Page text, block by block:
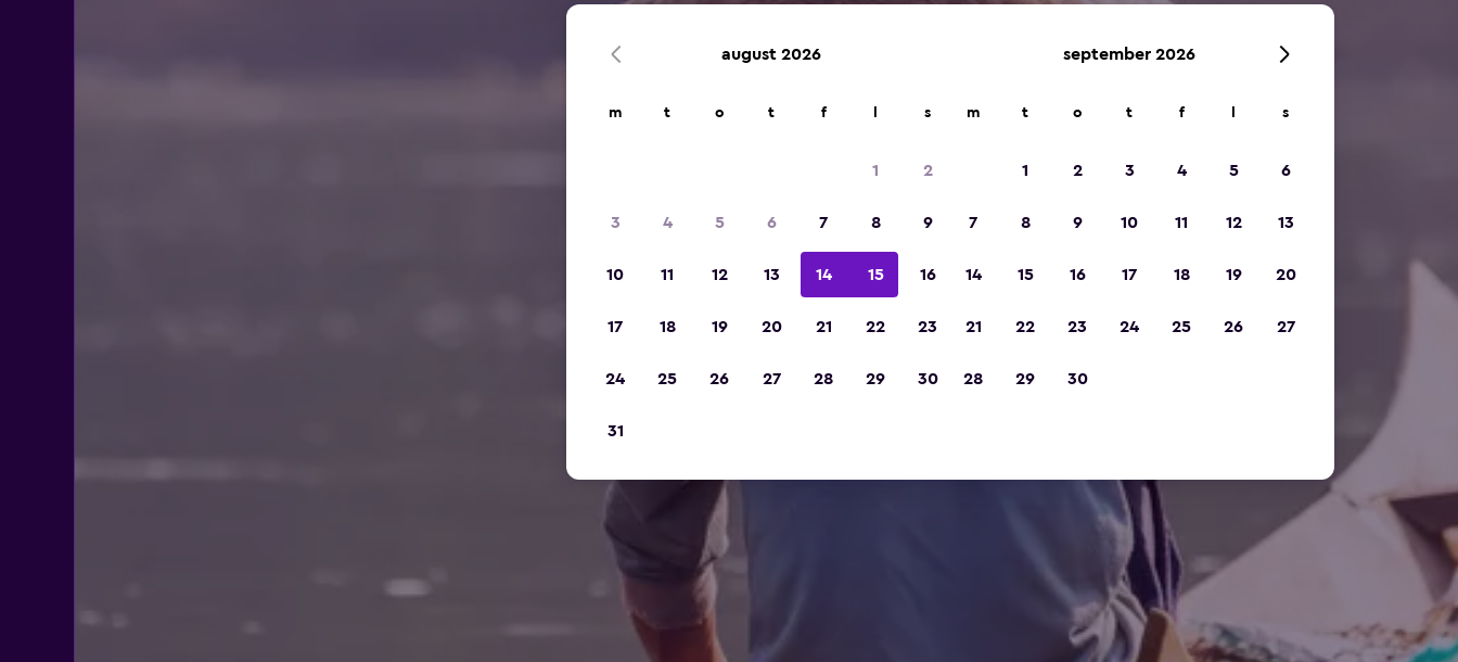
august 2026
m t o t f s
1 2
3 4 5 6 7 8 9
10 11 12 13 14 15 16
17 18 19 20 21 22 23
24 25 26 27 28 29 30
31
september 2026
m t o t f s
1 2 3 4 5 6
7 8 9 10 11 12 13
14 15 16 17 18 19 20
21 22 23 24 25 26 27
28 29 30